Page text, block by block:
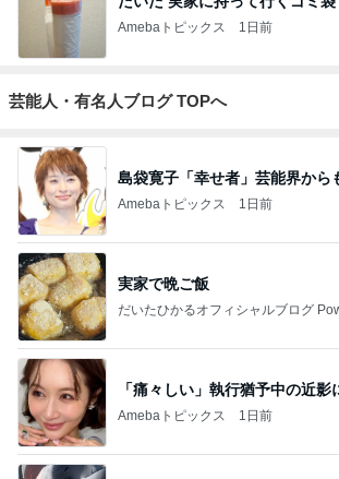
Amebaトピックス 1日前
芸能人・有名人ブログ TOPへ
島袋寛子「幸せ者」芸能界から
Amebaトピックス 1日前
実家で晩ご飯
だいたひかるオフィシャルブログ
「痛々しい」執行猶予中の近影
Amebaトピックス 1日前